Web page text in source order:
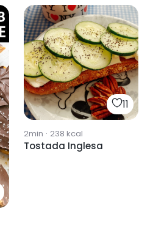
11
2min · 238 kcal
Tostada Inglesa